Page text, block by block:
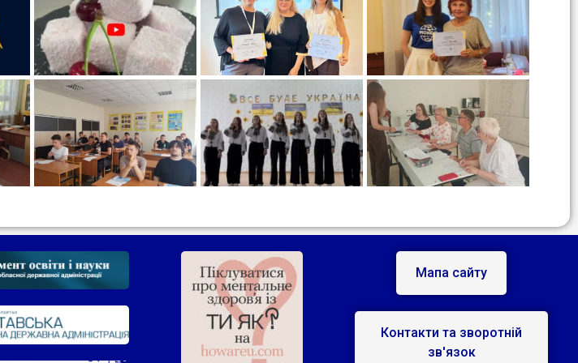
Мапа сайту
Контакти та зворотній
зв'язок